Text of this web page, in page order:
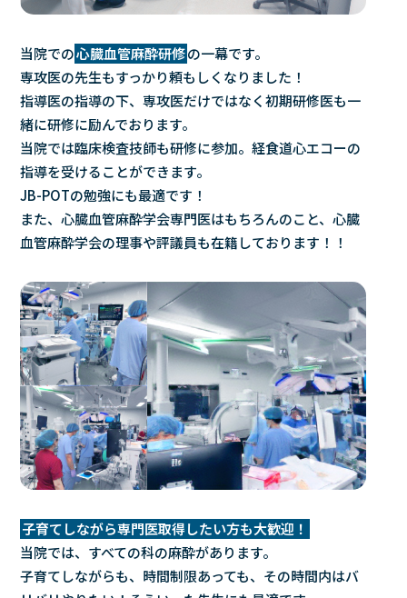
当院での心臓血管麻酔研修の一幕です。
専攻医の先生もすっかり頼もしくなりました！
指導医の指導の下、専攻医だけではなく初期研修医も一
緒に研修に励んでおります。
当院では臨床検査技師も研修に参加。経食道心エコーの
指導を受けることができます。
JB-POTの勉強にも最適です！
また、心臓血管麻酔学会専門医はもちろんのこと、心臓
血管麻酔学会の理事や評議員も在籍しております！！
子育てしながら専門医取得したい方も大歓迎！
当院では、すべての科の麻酔があります。
子育てしながらも、時間制限あっても、その時間内はバ